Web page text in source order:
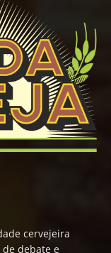
cervejeira
debate e